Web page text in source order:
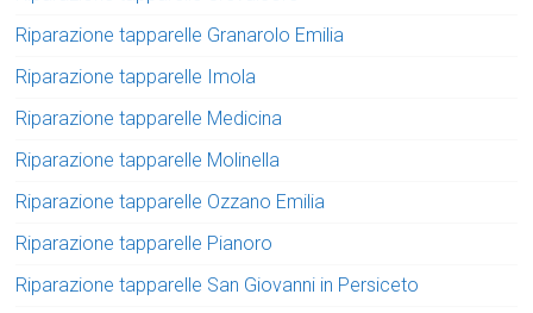
Riparazione tapparelle Granarolo Emilia
Riparazione tapparelle Imola
Riparazione tapparelle Medicina
Riparazione tapparelle Molinella
Riparazione tapparelle Ozzano Emilia
Riparazione tapparelle Pianoro
Riparazione tapparelle San Giovanni in Persiceto